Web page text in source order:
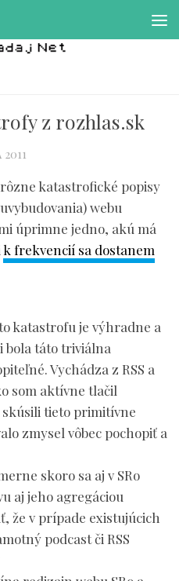
z rozhlas.sk
katastrofické popisy
webu
úprimne jedno, akú má
k frekvencií sa dostanem
katastrofu je výhradne a
bola táto triviálna
Vychádza z RSS a
som aktívne tlačil
skúsili tieto primitívne
zmysel vôbec pochopiť a
skoro sa aj v SRo
aj jeho agregáciou
že v prípade existujúcich
podcast či RSS